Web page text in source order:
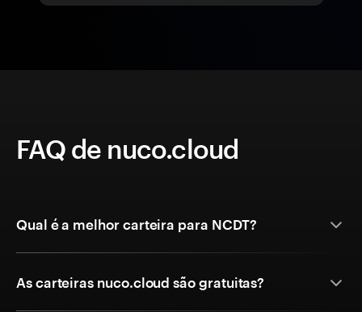
FAQ de nuco.cloud
Qual é a melhor carteira para NCDT?
As carteiras nuco.cloud são gratuitas?